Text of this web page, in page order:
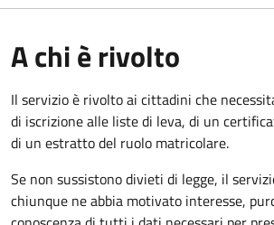
A chi è rivolto
Il servizio è rivolto ai cittadini che
di iscrizione alle liste di leva, di un
di un estratto del ruolo matricolare.
Se non sussistono divieti di legge, il
chiunque ne abbia motivato interesse,